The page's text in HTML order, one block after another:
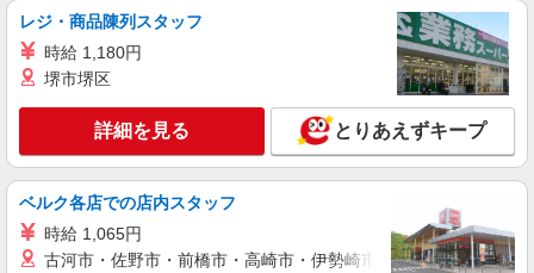
ライフ前野町店（店舗コード826）
ライフ前野町店 東京都板橋区前野町1-20-18
キープ 詳細を見る
パート
ライフ仲宿店（店舗コード620）
鮮魚
レジ・商品陳列スタッフ
時給 1,180円
堺市堺区
詳細を見る とりあえずキープ
ベルク各店での店内スタッフ
時給 1,065円
古河市・佐野市・前橋市・高崎市・伊勢崎市・太田市・館林市